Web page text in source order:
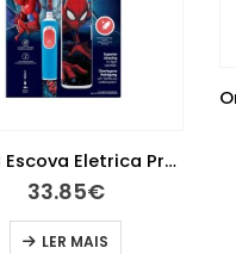
Oral B Escova Eletrica Pro Kids3+ Spiderman Edicao Especial
33.85€
LER MAIS